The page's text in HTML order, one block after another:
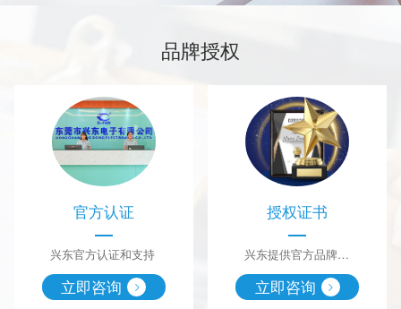
品牌授权
官方认证
兴东官方认证和支持
立即咨询
授权证书
兴东提供官方品牌授
权证书
立即咨询